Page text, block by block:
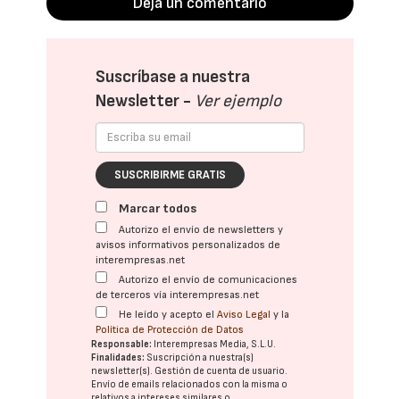
Suscríbase a nuestra
Newsletter - Ver ejemplo
SUSCRIBIRME GRATIS
Marcar todos
Autorizo el envío de newsletters y
avisos informativos personalizados de
interempresas.net
Autorizo el envío de comunicaciones
de terceros vía interempresas.net
He leído y acepto elAviso Legal y la
Política de Protección de Datos
Responsable: Interempresas Media, S.L.U.
Finalidades: Suscripción a nuestra(s)
newsletter(s). Gestión de cuenta de usuario.
Envío de emails relacionados con la misma o